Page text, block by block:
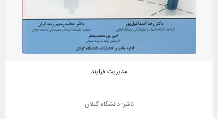
مدیریت فرایند
ناشر: دانشگاه گیلان